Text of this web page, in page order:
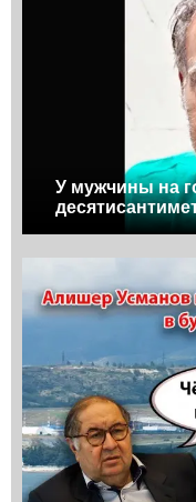
У мужчины на